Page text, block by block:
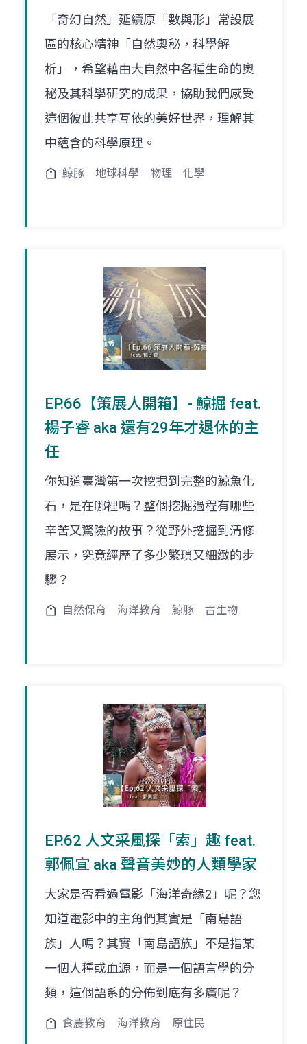
「奇幻自然」延續原「數與形」常設展
區的核心精神「自然奧秘，科學解
析」，希望藉由大自然中各種生命的奧
秘及其科學研究的成果，協助我們感受
這個彼此共享互依的美好世界，理解其
中蘊含的科學原理。
鯨豚 地球科學 物理 化學
EP.66【策展人開箱】- 鯨掘 feat.
楊子睿 aka 還有29年才退休的主
任
你知道臺灣第一次挖掘到完整的鯨魚化
石，是在哪裡嗎？整個挖掘過程有哪些
辛苦又驚險的故事？從野外挖掘到清修
展示，究竟經歷了多少繁瑣又細緻的步
驟？
自然保育 海洋教育 鯨豚 古生物
EP.62 人文采風探「索」趣 feat.
郭佩宜 aka 聲音美妙的人類學家
大家是否看過電影「海洋奇緣2」呢？您
知道電影中的主角們其實是「南島語
族」人嗎？其實「南島語族」不是指某
一個人種或血源，而是一個語言學的分
類，這個語系的分佈到底有多廣呢？
食農教育 海洋教育 原住民